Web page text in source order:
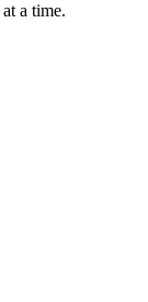
a time.